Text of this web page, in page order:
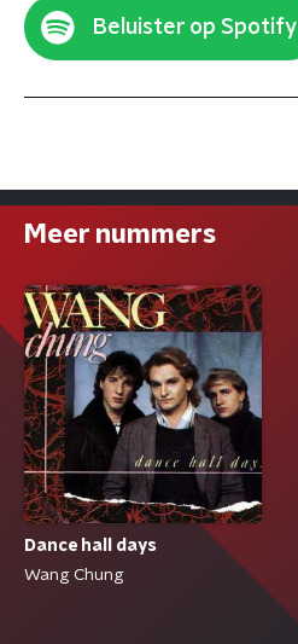
Beluister op Spotify
Meer nummers
Dance hall days
Wang Chung